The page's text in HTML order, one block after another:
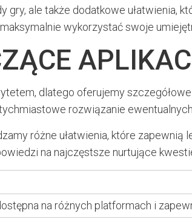
gry, ale także dodatkowe ułatwienia,
wykorzystać swoje
dlatego oferujemy
rozwiązanie
różne ułatwienia, które
na najczęstsze nurtujące
na różnych platformach i